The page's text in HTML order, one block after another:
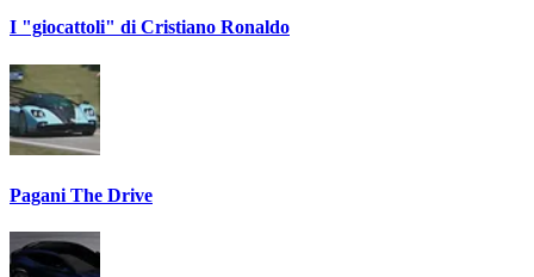
I "giocattoli" di Cristiano Ronaldo
Pagani The Drive